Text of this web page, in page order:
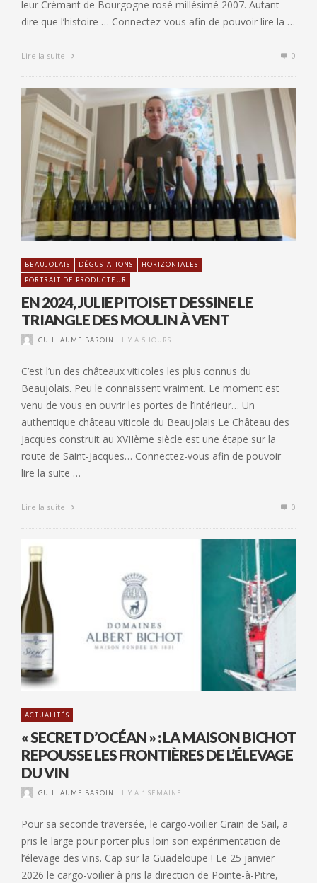
leur Crémant de Bourgogne rosé millésimé 2007. Autant
dire que l’histoire … Connectez-vous afin de pouvoir lire la …
Lire la suite 0
BEAUJOLAIS DÉGUSTATIONS
HORIZONTALES
PORTRAIT DE PRODUCTEUR
EN 2024, JULIE PITOISET DESSINE LE
TRIANGLE DES MOULIN À VENT
GUILLAUME BAROIN IL Y A 5 JOURS
C’est l’un des châteaux viticoles les plus connus du
Beaujolais. Peu le connaissent vraiment. Le moment est
venu de vous en ouvrir les portes de l’intérieur… Un
authentique château viticole du Beaujolais Le Château des
Jacques construit au XVIIème siècle est une étape sur la
route de Saint-Jacques… Connectez-vous afin de pouvoir
lire la suite …
Lire la suite 0
ACTUALITÉS
« SECRET D’OCÉAN » : LA MAISON BICHOT
REPOUSSE LES FRONTIÈRES DE L’ÉLEVAGE
DU VIN
GUILLAUME BAROIN IL Y A 1 SEMAINE
Pour sa seconde traversée, le cargo-voilier Grain de Sail, a
pris le large pour porter plus loin son expérimentation de
l’élevage des vins. Cap sur la Guadeloupe ! Le 25 janvier
2026 le cargo-voilier à pris la direction de Pointe-à-Pitre,